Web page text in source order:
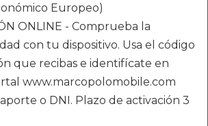
Europeo)
ONLINE - Comprueba la
con tu dispositivo. Usa el código
que recibas e identifícate en
www.marcopolomobile.com
o DNI. Plazo de activación 3